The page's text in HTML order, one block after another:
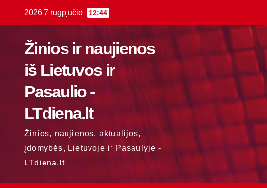
2026 7 rugpjūčio 12:44
Žinios ir naujienos
iš Lietuvos ir
Pasaulio -
LTdiena.lt
Žinios, naujienos, aktualijos,
įdomybės, Lietuvoje ir Pasaulyje -
LTdiena.lt